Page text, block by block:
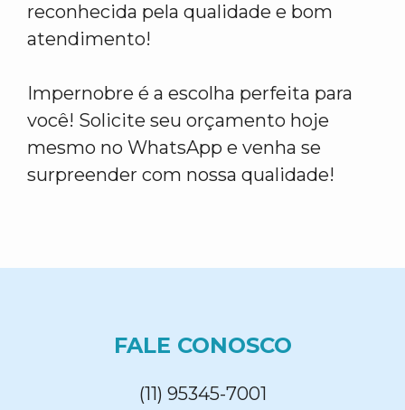
reconhecida pela qualidade e bom
atendimento!
Impernobre é a escolha perfeita para
você! Solicite seu orçamento hoje
mesmo no WhatsApp e venha se
surpreender com nossa qualidade!
FALE CONOSCO
(11) 95345-7001